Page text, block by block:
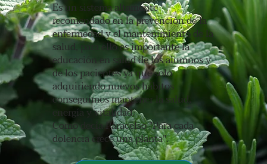
Es un sistema altamente
recomendado en la prevención de la
enfermedad y el mantenimiento de la
salud, para ello es importante la
educación en salud de los alumnos y
de los pacientes ya que solo
adquiriendo nuevos hábitos
conseguimos mantener la salud,
energía y vitalidad.
Como decía Paracelso "Para cada
dolencia crece una planta".